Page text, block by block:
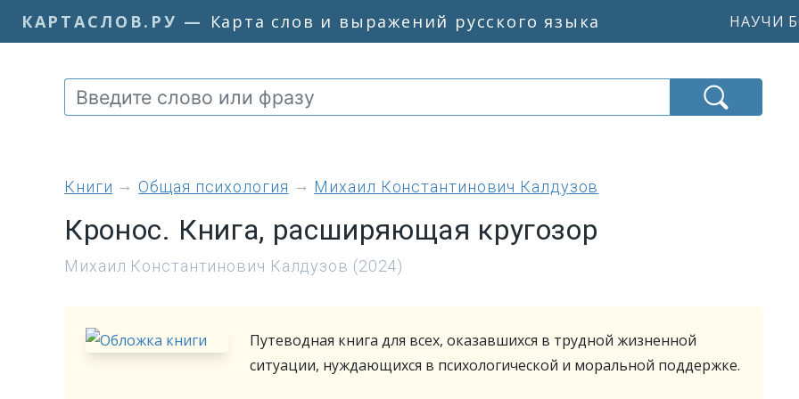
КАРТАСЛОВ.РУ — Карта слов и выражений русского языка НАУЧИ
книги Общая психология Михаил Константинович Калдузов
Кронос. Книга, расширяющая кругозор
Михаил Константинович Калдузов (2024)
Путеводная книга для всех, оказавшихся в трудной жизненной
ситуации, нуждающихся в психологической и моральной поддержке.